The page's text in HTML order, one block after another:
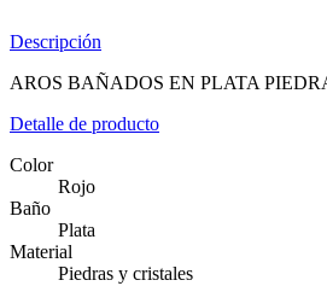
Descripción
AROS BAÑADOS EN PLATA
Detalle de producto
Color
Rojo
Baño
Plata
Material
Piedras y cristales